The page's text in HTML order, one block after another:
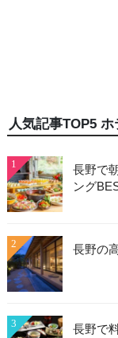
人気記事TOP5
1
長野で
ング
2 長野の
3
長野で